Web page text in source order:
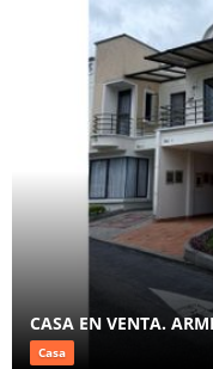
CASA EN VENTA.
Casa